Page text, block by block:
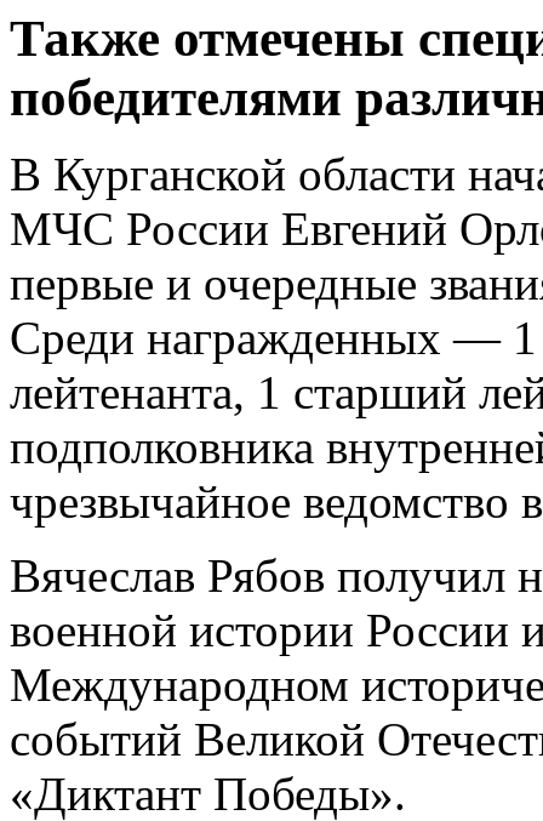
Также отмечены
победителями
В Курганской области
МЧС России Евгений
первые и очередные
Среди награжденных — 1
лейтенанта, 1 старший
подполковника
чрезвычайное ведомство
Вячеслав Рябов получил
военной истории России
Международном
событий Великой
«Диктант Победы».